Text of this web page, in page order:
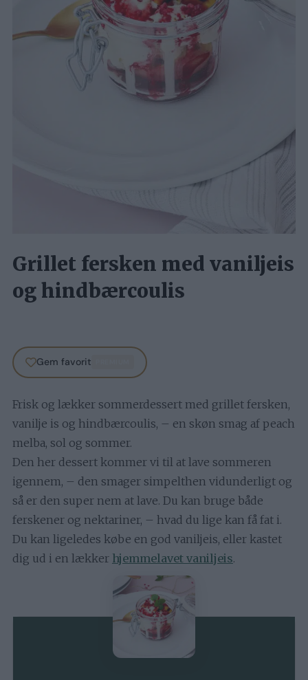
Grillet fersken med vaniljeis
og hindbærcoulis
Gem favorit
Frisk og lækker sommerdessert med grillet fersken,
vanilje is og hindbærcoulis, – en skøn smag af peach
melba, sol og sommer.
Den her dessert kommer vi til at lave sommeren
igennem, – den smager simpelthen vidunderligt og
så er den super nem at lave. Du kan bruge både
ferskener og nektariner, – hvad du lige kan få fat i.
Du kan ligeledes købe en god vaniljeis, eller kastet
dig ud i en lækker hjemmelavet vaniljeis.